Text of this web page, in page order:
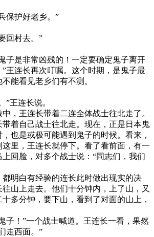
保护好老乡。”
回村去。”
子是非常凶残的！一定要确定鬼子离开
王连长再次叮嘱。这个时期，是鬼子最
能看见老乡们有不测。
”王连长说。
，王连长带着二连全体战士往北走了。
着自己战士往北走。现在，正是日本鬼
也是或极可能遇到鬼子的时候。看来，
里，王连长就停下。看了看前面，有一
回脸，对多个战士说：“同志们，我们
明白有经验的连长此时做出现实的决
山上走去。他们十分钟内，上了山，又
多分钟，要下山，看到了对面的山上，
子！”一个战士喊道。王连长一看，果然
走西面。”